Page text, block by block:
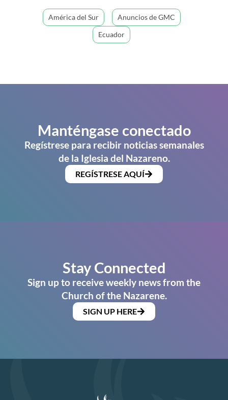
América del Sur
Anuncios de GMC
Ecuador
Manténgase conectado
Regístrese para recibir noticias semanales
de la Iglesia del Nazareno.
REGÍSTRESE AQUÍ
Stay Connected
Sign up to receive weekly news from the
Church of the Nazarene.
SIGN UP HERE